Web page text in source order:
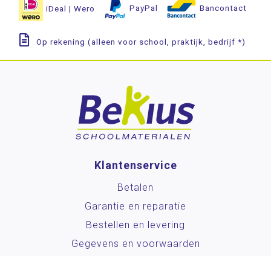
iDeal | Wero PayPal Bancontact
Op rekening (alleen voor school, praktijk, bedrijf *)
Klantenservice
Betalen
Garantie en reparatie
Bestellen en levering
Gegevens en voorwaarden